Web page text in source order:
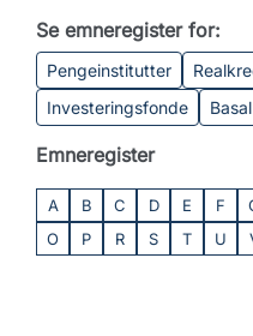
Se emneregister for:
Pengeinstitutter
Investeringsfonde
Emneregister
A B C D E F
O
P R S T U